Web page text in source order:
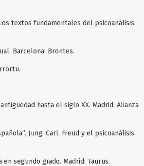
textos fundamentales del psicoanálisis.
Barcelona: Brontes.
hasta el siglo XX. Madrid: Alianza
Jung, Carl, Freud y el psicoanálisis.
segundo grado. Madrid: Taurus.